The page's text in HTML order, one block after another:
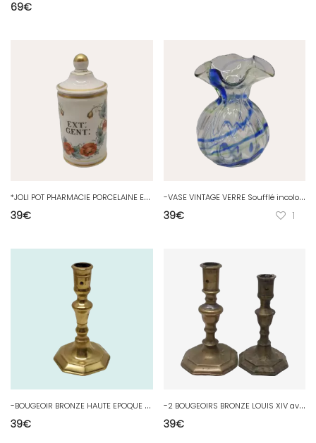
69€
*
JOLI POT PHARMACIE PORCELAINE EXT GENT d'après MUSEE ARTS DECORATIFS Déco D
39€
-
VASE VINTAGE VERRE Soufflé incolore inclusions traits bleus & verts MURANO? D
39€ 1
-
BOUGEOIR BRONZE HAUTE EPOQUE XVIIIe LOUIS XIV déco BOUGIE COLLECTION D
39€
-
2 BOUGEOIRS BRONZE LOUIS XIV avec Usures & Défauts JUS de GRENIER D
39€